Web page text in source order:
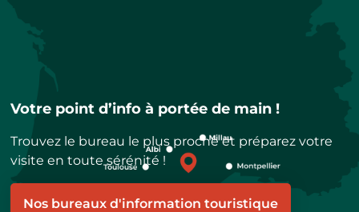
Votre point d’info à portée de main !
Trouvez le bureau le plus proche et préparez votre
visite en toute sérénité !
Nos bureaux d'information touristique